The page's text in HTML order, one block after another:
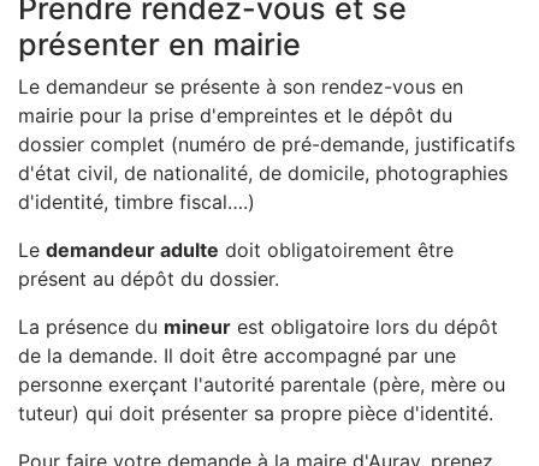
Prendre rendez-vous et se
présenter en mairie
Le demandeur se présente à son rendez-vous en
mairie pour la prise d'empreintes et le dépôt du
dossier complet (numéro de pré-demande, justificatifs
d'état civil, de nationalité, de domicile, photographies
d'identité, timbre fiscal….)
Le demandeur adulte doit obligatoirement être
présent au dépôt du dossier.
La présence du mineur est obligatoire lors du dépôt
de la demande. Il doit être accompagné par une
personne exerçant l'autorité parentale (père, mère ou
tuteur) qui doit présenter sa propre pièce d'identité.
Pour faire votre demande à la maire d'Auray, prenez